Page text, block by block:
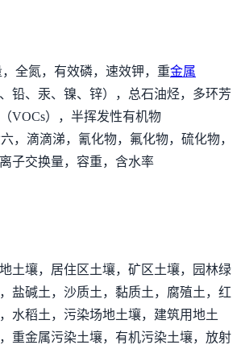
全氮，有效磷，速效钾，重金属
铅、汞、镍、锌），总石油烃，多环芳
VOCs），半挥发性有机物
六，滴滴涕，氰化物，氟化物，硫化物，
子交换量，容重，含水率
土壤，居住区土壤，矿区土壤，园林绿
盐碱土，沙质土，黏质土，腐殖土，红
水稻土，污染场地土壤，建筑用地土
重金属污染土壤，有机污染土壤，放射